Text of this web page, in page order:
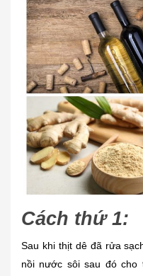
Cách thứ 1:
Sau khi thịt dê đã rửa
nồi nước sôi sau đó cho